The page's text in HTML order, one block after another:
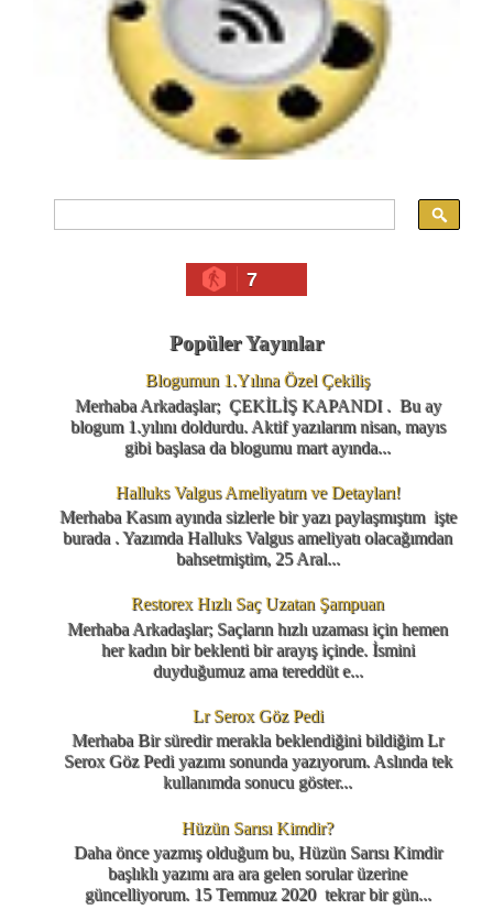
7
Popüler Yayınlar
Blogumun 1.Yılına Özel Çekiliş
Merhaba Arkadaşlar; ÇEKİLİŞ KAPANDI . Bu ay
blogum 1.yılını doldurdu. Aktif yazılarım nisan, mayıs
gibi başlasa da blogumu mart ayında...
Halluks Valgus Ameliyatım ve Detayları!
Merhaba Kasım ayında sizlerle bir yazı paylaşmıştım işte
burada . Yazımda Halluks Valgus ameliyatı olacağımdan
bahsetmiştim, 25 Aral...
Restorex Hızlı Saç Uzatan Şampuan
Merhaba Arkadaşlar; Saçların hızlı uzaması için hemen
her kadın bir beklenti bir arayış içinde. İsmini
duyduğumuz ama tereddüt e...
Lr Serox Göz Pedi
Merhaba Bir süredir merakla beklendiğini bildiğim Lr
Serox Göz Pedi yazımı sonunda yazıyorum. Aslında tek
kullanımda sonucu göster...
Hüzün Sarısı Kimdir?
Daha önce yazmış olduğum bu, Hüzün Sarısı Kimdir
başlıklı yazımı ara ara gelen sorular üzerine
güncelliyorum. 15 Temmuz 2020 tekrar bir gün...